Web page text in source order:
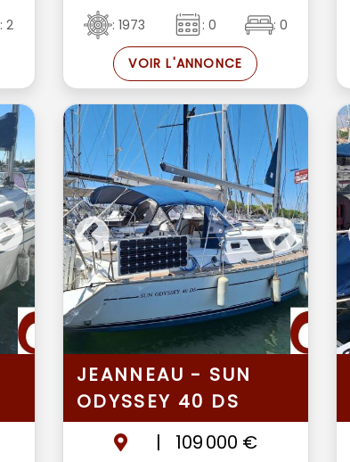
: 2
: 1973
: 0 : 0
VOIR L'ANNONCE
JEANNEAU - SUN
ODYSSEY 40 DS
|
109 000 €